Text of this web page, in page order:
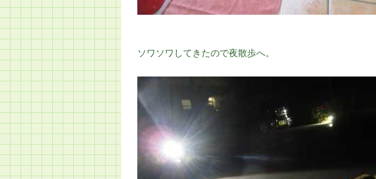
ソワソワしてきたので夜散歩へ。